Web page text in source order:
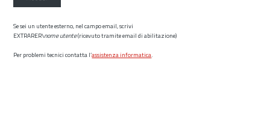
Se sei un utente esterno, nel campo email, scrivi
EXTRARER\nome utente(ricevuto tramite email di abilitazione)
Per problemi tecnici contatta l’assistenza informatica.